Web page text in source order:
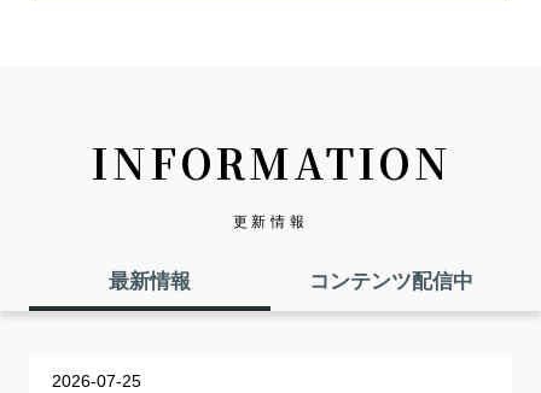
INFORMATION
更新情報
最新情報 コンテンツ配信中
2026-07-25